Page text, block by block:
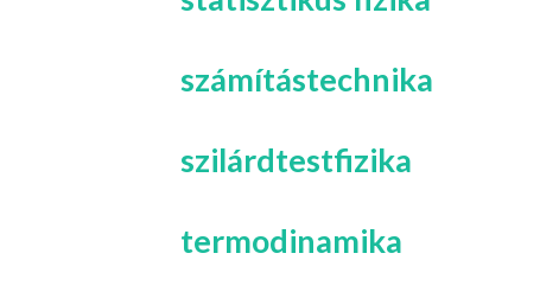
számítástechnika
szilárdtestfizika
termodinamika